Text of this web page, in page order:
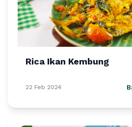
Rica Ikan Kembung
22 Feb 2024